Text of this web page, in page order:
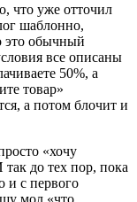
что уже отточил
шаблонно,
это обычный
все описаны
50%, а
товар»
а потом блочит и
«хочу
до тех пор, пока
и с первого
мол «что,